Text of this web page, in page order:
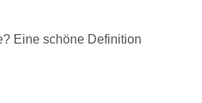
Eine schöne Definition